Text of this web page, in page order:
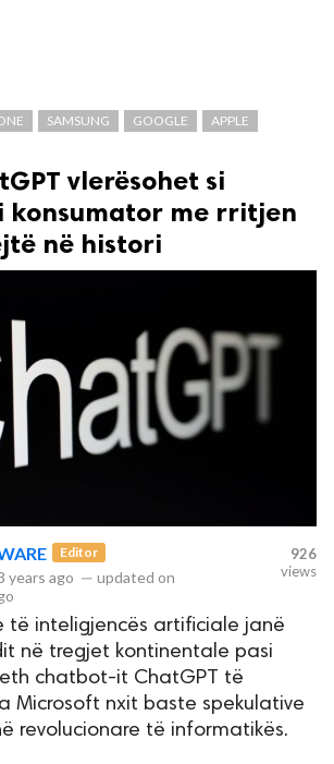
SAMSUNG GOOGLE
APPLE
vlerësohet si
konsumator me rritjen
në histori
Editor
years ago — updated on
926
views
të inteligjencës artificiale janë
në tregjet kontinentale pasi
chatbot-it ChatGPT të
Microsoft nxit baste spekulative
revolucionare të informatikës.